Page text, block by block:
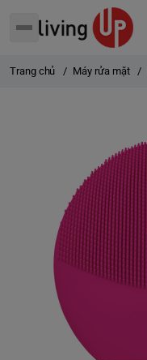
Trang chủ / Máy rửa mặt /